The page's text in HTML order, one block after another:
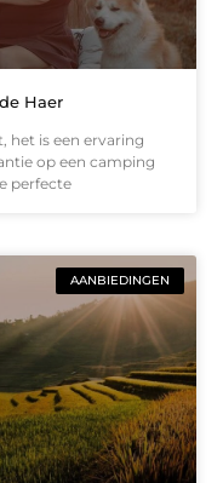
Haer
het is een ervaring
op een camping
perfecte
AANBIEDINGEN